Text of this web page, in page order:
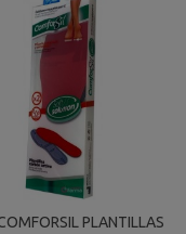
PLANTILLAS